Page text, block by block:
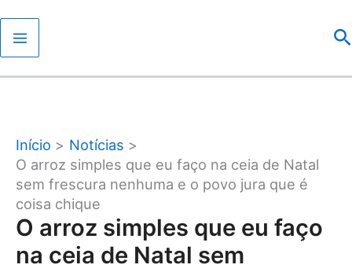
para
o
conteúdo
Início
Notícias
O arroz simples que eu faço na ceia de Natal
sem frescura nenhuma e o povo jura que é
coisa chique
O arroz simples que eu faço
na ceia de Natal sem